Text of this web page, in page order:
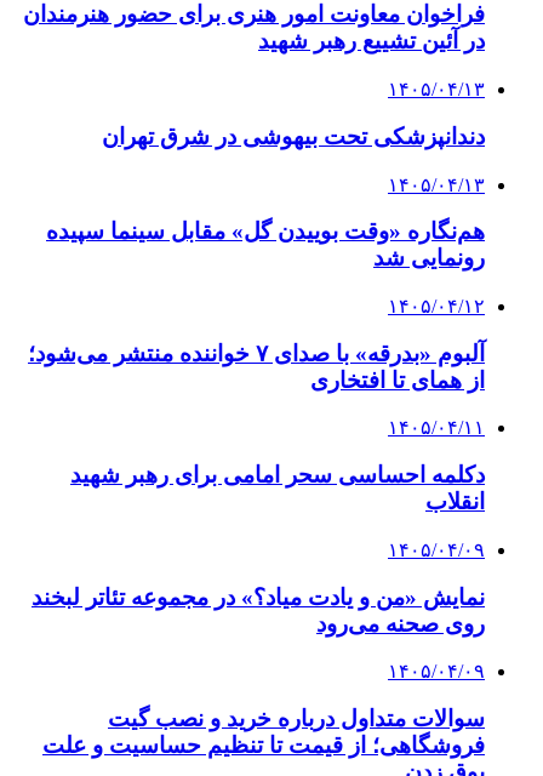
فراخوان معاونت امور هنری برای حضور هنرمندان
در آئین تشییع رهبر شهید
۱۴۰۵/۰۴/۱۳
دندانپزشکی تحت بیهوشی در شرق تهران
۱۴۰۵/۰۴/۱۳
هم‌نگاره «وقت بوییدن گل» مقابل سینما سپیده
رونمایی شد
۱۴۰۵/۰۴/۱۲
آلبوم «بدرقه» با صدای ۷ خواننده منتشر می‌شود؛
از همای تا افتخاری
۱۴۰۵/۰۴/۱۱
دکلمه‌ احساسی سحر امامی برای رهبر شهید
انقلاب
۱۴۰۵/۰۴/۰۹
نمایش «من و یادت میاد؟» در مجموعه تئاتر لبخند
روی صحنه می‌رود
۱۴۰۵/۰۴/۰۹
سوالات متداول درباره خرید و نصب گیت
فروشگاهی؛ از قیمت تا تنظیم حساسیت و علت